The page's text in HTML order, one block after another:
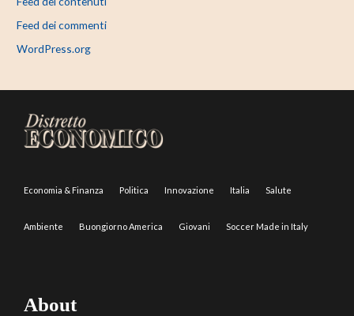
Feed dei commenti
WordPress.org
Economia & Finanza Politica Innovazione Italia Salute
Ambiente Buongiorno America Giovani Soccer Made in Italy
About